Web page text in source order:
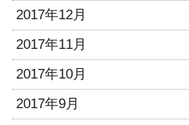
2017年12月
2017年11月
2017年10月
2017年9月